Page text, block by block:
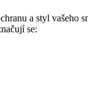
a styl vašeho
se: